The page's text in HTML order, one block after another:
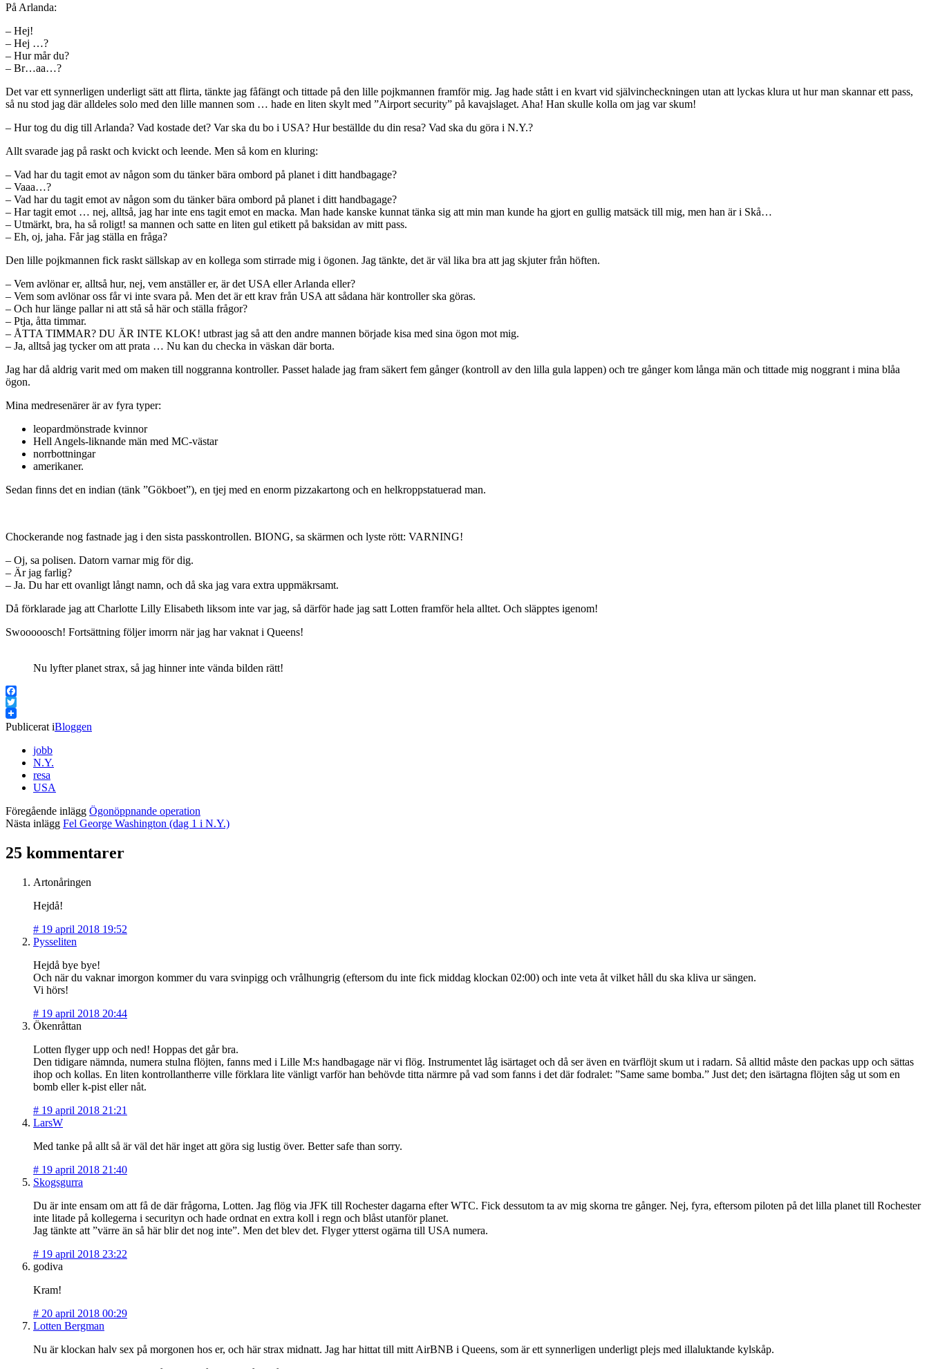
På Arlanda:
– Hej!
– Hej …?
– Hur mår du?
– Br…aa…?
Det var ett synnerligen underligt sätt att flirta, tänkte jag fåfängt och tittade på den lille pojkmannen framför mig. Jag hade stått i en kvart vid självincheckningen utan att lyckas klura ut hur man skannar ett pass,
så nu stod jag där alldeles solo med den lille mannen som … hade en liten skylt med ”Airport security” på kavajslaget. Aha! Han skulle kolla om jag var skum!
– Hur tog du dig till Arlanda? Vad kostade det? Var ska du bo i USA? Hur beställde du din resa? Vad ska du göra i N.Y.?
Allt svarade jag på raskt och kvickt och leende. Men så kom en kluring:
– Vad har du tagit emot av någon som du tänker bära ombord på planet i ditt handbagage?
– Vaaa…?
– Vad har du tagit emot av någon som du tänker bära ombord på planet i ditt handbagage?
– Har tagit emot … nej, alltså, jag har inte ens tagit emot en macka. Man hade kanske kunnat tänka sig att min man kunde ha gjort en gullig matsäck till mig, men han är i Skå…
– Utmärkt, bra, ha så roligt! sa mannen och satte en liten gul etikett på baksidan av mitt pass.
– Eh, oj, jaha. Får jag ställa en fråga?
Den lille pojkmannen fick raskt sällskap av en kollega som stirrade mig i ögonen. Jag tänkte, det är väl lika bra att jag skjuter från höften.
– Vem avlönar er, alltså hur, nej, vem anställer er, är det USA eller Arlanda eller?
– Vem som avlönar oss får vi inte svara på. Men det är ett krav från USA att sådana här kontroller ska göras.
– Och hur länge pallar ni att stå så här och ställa frågor?
– Ptja, åtta timmar.
– ÅTTA TIMMAR? DU ÄR INTE KLOK! utbrast jag så att den andre mannen började kisa med sina ögon mot mig.
– Ja, alltså jag tycker om att prata … Nu kan du checka in väskan där borta.
Jag har då aldrig varit med om maken till noggranna kontroller. Passet halade jag fram säkert fem gånger (kontroll av den lilla gula lappen) och tre gånger kom långa män och tittade mig noggrant i mina blåa
ögon.
Mina medresenärer är av fyra typer:
leopardmönstrade kvinnor
Hell Angels-liknande män med MC-västar
norrbottningar
amerikaner.
Sedan finns det en indian (tänk ”Gökboet”), en tjej med en enorm pizzakartong och en helkroppstatuerad man.
Chockerande nog fastnade jag i den sista passkontrollen. BIONG, sa skärmen och lyste rött: VARNING!
– Oj, sa polisen. Datorn varnar mig för dig.
– Är jag farlig?
– Ja. Du har ett ovanligt långt namn, och då ska jag vara extra uppmäkrsamt.
Då förklarade jag att Charlotte Lilly Elisabeth liksom inte var jag, så därför hade jag satt Lotten framför hela alltet. Och släpptes igenom!
Swooooosch! Fortsättning följer imorrn när jag har vaknat i Queens!
Nu lyfter planet strax, så jag hinner inte vända bilden rätt!
Facebook
Twitter
Publicerat iBloggen
jobb
N.Y.
resa
USA
Föregående inlägg Ögonöppnande operation
Nästa inlägg Fel George Washington (dag 1 i N.Y.)
25 kommentarer
Artonåringen
Hejdå!
# 19 april 2018 19:52
Pysseliten
Hejdå bye bye!
Och när du vaknar imorgon kommer du vara svinpigg och vrålhungrig (eftersom du inte fick middag klockan 02:00) och inte veta åt vilket håll du ska kliva ur sängen.
Vi hörs!
# 19 april 2018 20:44
Ökenråttan
Lotten flyger upp och ned! Hoppas det går bra.
Den tidigare nämnda, numera stulna flöjten, fanns med i Lille M:s handbagage när vi flög. Instrumentet låg isärtaget och då ser även en tvärflöjt skum ut i radarn. Så alltid måste den packas upp och sättas
ihop och kollas. En liten kontrollantherre ville förklara lite vänligt varför han behövde titta närmre på vad som fanns i det där fodralet: ”Same same bomba.” Just det; den isärtagna flöjten såg ut som en
bomb eller k-pist eller nåt.
# 19 april 2018 21:21
LarsW
Med tanke på allt så är väl det här inget att göra sig lustig över. Better safe than sorry.
# 19 april 2018 21:40
Skogsgurra
Du är inte ensam om att få de där frågorna, Lotten. Jag flög via JFK till Rochester dagarna efter WTC. Fick dessutom ta av mig skorna tre gånger. Nej, fyra, eftersom piloten på det lilla planet till Rochester
inte litade på kollegerna i securityn och hade ordnat en extra koll i regn och blåst utanför planet.
Jag tänkte att ”värre än så här blir det nog inte”. Men det blev det. Flyger ytterst ogärna till USA numera.
# 19 april 2018 23:22
godiva
Kram!
# 20 april 2018 00:29
Lotten Bergman
Nu är klockan halv sex på morgonen hos er, och här strax midnatt. Jag har hittat till mitt AirBNB i Queens, som är ett synnerligen underligt plejs med illaluktande kylskåp.